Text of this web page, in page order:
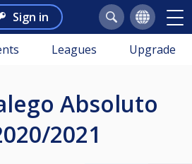
Sign in
Leagues Upgrade
2021